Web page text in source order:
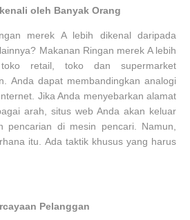
oleh Banyak Orang
merek A lebih dikenal daripada
Makanan Ringan merek A lebih
retail, toko dan supermarket
Anda dapat membandingkan analogi
Jika Anda menyebarkan alamat
arah, situs web Anda akan keluar
pencarian di mesin pencari. Namun,
itu. Ada taktik khusus yang harus
Pelanggan